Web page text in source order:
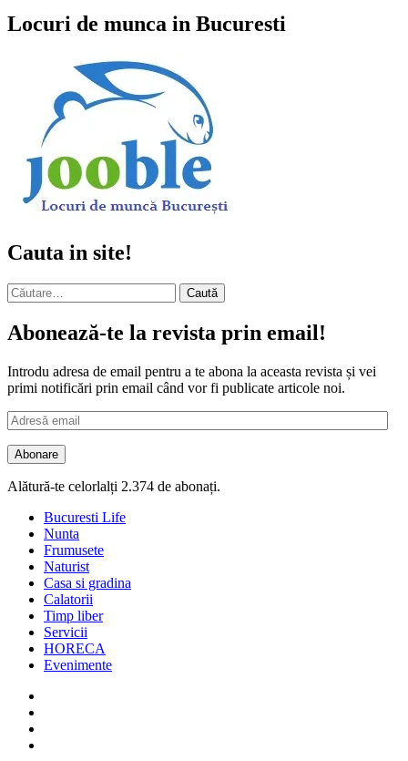
Locuri de munca in Bucuresti
Cauta in site!
Caută
după:
Abonează-te la revista prin email!
Introdu adresa de email pentru a te abona la aceasta revista și vei
primi notificări prin email când vor fi publicate articole noi.
Adresă
email
Abonare
Alătură-te celorlalți 2.374 de abonați.
Bucuresti Life
Nunta
Frumusete
Naturist
Casa si gradina
Calatorii
Timp liber
Servicii
HORECA
Evenimente